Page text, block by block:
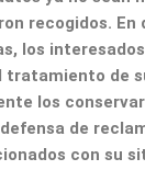
recogidos. En
los
tratamiento de
los
de
con su